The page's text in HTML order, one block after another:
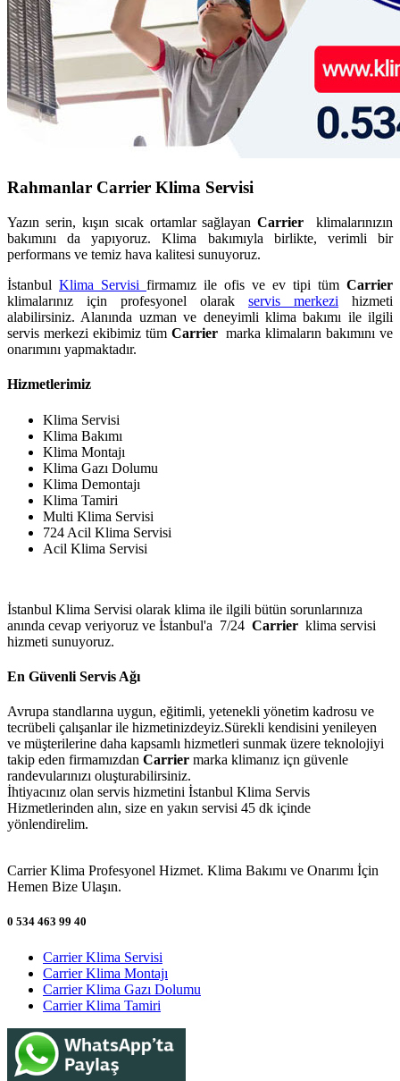
Rahmanlar Carrier Klima Servisi
Yazın serin, kışın sıcak ortamlar sağlayanCarrier klimalarınızın
bakımını da yapıyoruz. Klima bakımıyla birlikte, verimli bir
performans ve temiz hava kalitesi sunuyoruz.
İstanbul Klima Servisi firmamız ile ofis ve ev tipi tüm Carrier
klimalarınız için profesyonel olarak servis merkezi hizmeti
alabilirsiniz. Alanında uzman ve deneyimli klima bakımı ile ilgili
servis merkezi ekibimiz tüm Carriermarka klimaların bakımını ve
onarımını yapmaktadır.
Hizmetlerimiz
Klima Servisi
Klima Bakımı
Klima Montajı
Klima Gazı Dolumu
Klima Demontajı
Klima Tamiri
Multi Klima Servisi
724 Acil Klima Servisi
Acil Klima Servisi
İstanbul Klima Servisi olarak klima ile ilgili bütün sorunlarınıza
anında cevap veriyoruz ve İstanbul'a 7/24 Carrier klima servisi
hizmeti sunuyoruz.
En Güvenli Servis Ağı
Avrupa standlarına uygun, eğitimli, yetenekli yönetim kadrosu ve
tecrübeli çalışanlar ile hizmetinizdeyiz.Sürekli kendisini yenileyen
ve müşterilerine daha kapsamlı hizmetleri sunmak üzere teknolojiyi
takip eden firmamızdan Carrier marka klimanız içn güvenle
randevularınızı oluşturabilirsiniz.
İhtiyacınız olan servis hizmetini İstanbul Klima Servis
Hizmetlerinden alın, size en yakın servisi 45 dk içinde
yönlendirelim.
Carrier Klima Profesyonel Hizmet. Klima Bakımı ve Onarımı İçin
Hemen Bize Ulaşın.
0 534 463 99 40
Carrier Klima Servisi
Carrier Klima Montajı
Carrier Klima Gazı Dolumu
Carrier Klima Tamiri